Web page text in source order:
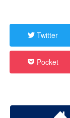
Twitter
Pocket